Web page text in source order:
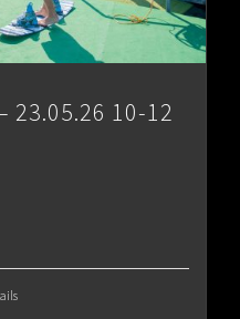
23.05.26 10-12